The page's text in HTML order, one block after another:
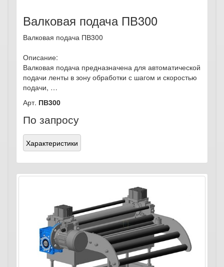
Валковая подача ПВ300
Валковая подача ПВ300
Описание:
Валковая подача предназначена для автоматической
подачи ленты в зону обработки с шагом и скоростью
подачи, …
Арт. ПВ300
По запросу
Характеристики